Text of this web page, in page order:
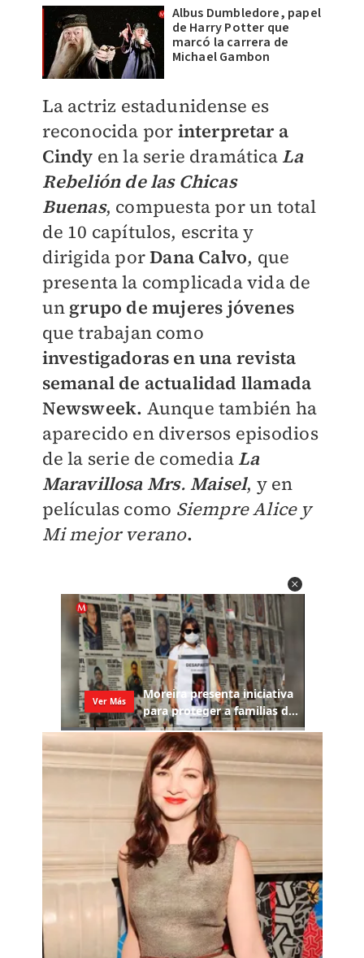
Albus Dumbledore, papel
de Harry Potter que
marcó la carrera de
Michael Gambon
La actriz estadunidense es
reconocida por interpretar a
Cindy en la serie dramática La
Rebelión de las Chicas
Buenas, compuesta por un total
de 10 capítulos, escrita y
dirigida porDana Calvo, que
presenta la complicada vida de
un grupo de mujeres jóvenes
que trabajan como
investigadoras en una revista
semanal de actualidad llamada
Newsweek. Aunque también ha
aparecido en diversos episodios
de la serie de comedia La
Maravillosa Mrs. Maisel, y en
películas como Siempre Alice y
Mi mejor verano.